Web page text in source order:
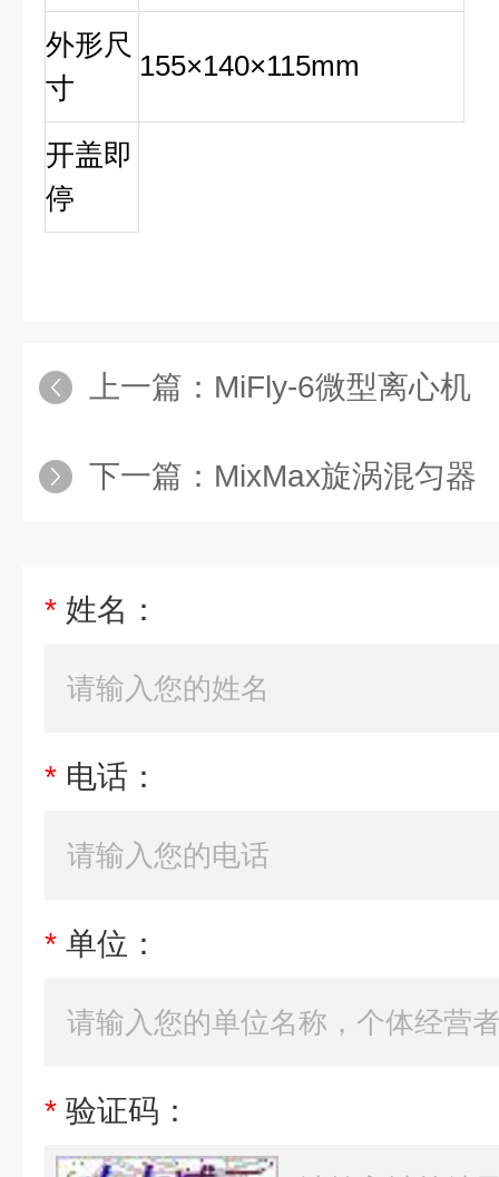
外形尺
寸
155×140×115mm
开盖即
停
上一篇： MiFly-6微型离心机
下一篇： MixMax旋涡混匀器
* 姓名：
* 电话：
* 单位：
* 验证码：